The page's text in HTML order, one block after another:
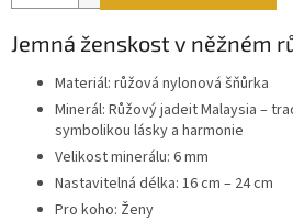
Jemná ženskost v něžném
Materiál: růžová nylonová šňůrka
Minerál: Růžový jadeit Malaysia –
symbolikou lásky a harmonie
Velikost minerálu: 6 mm
Nastavitelná délka: 16 cm – 24 cm
Pro koho: Ženy